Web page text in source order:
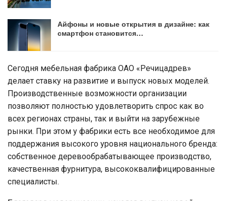
Айфоны и новые открытия в дизайне: как
смартфон становится…
Сегодня мебельная фабрика ОАО «Речицадрев»
делает ставку на развитие и выпуск новых моделей.
Производственные возможности организации
позволяют полностью удовлетворить спрос как во
всех регионах страны, так и выйти на зарубежные
рынки. При этом у фабрики есть все необходимое для
поддержания высокого уровня национального бренда:
собственное деревообрабатывающее производство,
качественная фурнитура, высококвалифицированные
специалисты.